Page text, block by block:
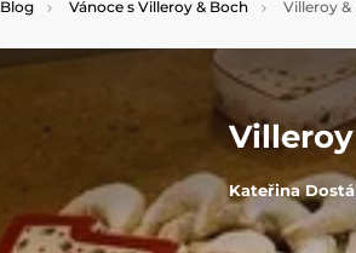
Blog Vánoce s Villeroy & Boch Villeroy
Kateřina